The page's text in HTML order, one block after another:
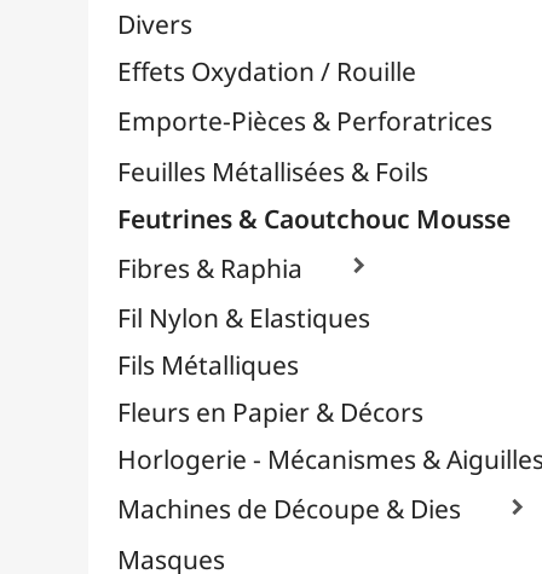
Plantes & Jardin
Plastique Fou
Poncage / Émeri
Quilling / Pliage
Reliure & Cinch
Sable, Strass & Paillettes 
Savons
Serviettes
Sublimation
Tampons et Encreurs 
Washi Tape / Masking Tape
EFCOLOR - Émaux à Froid
Médiums, Vernis & Colles
Modelage / Sculpture
Peintures / Couleurs